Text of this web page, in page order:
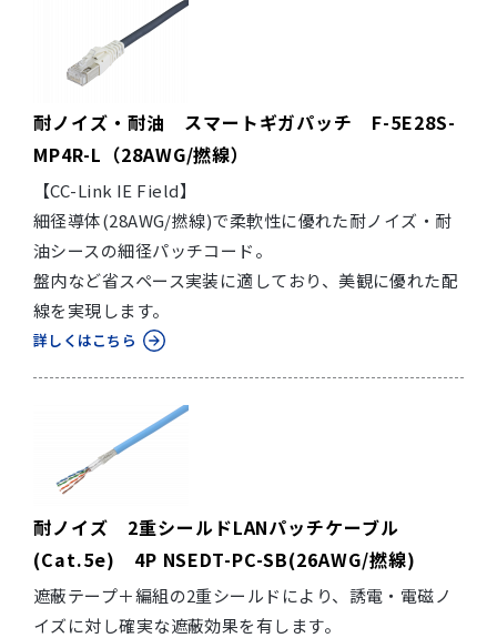
耐ノイズ・耐油 スマートギガパッチ F-5E28S-
MP4R-L（28AWG/撚線）
【CC-Link IE Field】
細径導体(28AWG/撚線)で柔軟性に優れた耐ノイズ・耐
油シースの細径パッチコード。
盤内など省スペース実装に適しており、美観に優れた配
線を実現します。
詳しくはこちら
耐ノイズ 2重シールドLANパッチケーブル
(Cat.5e) 4P NSEDT-PC-SB(26AWG/撚線)
遮蔽テープ＋編組の2重シールドにより、誘電・電磁ノ
イズに対し確実な遮蔽効果を有します。